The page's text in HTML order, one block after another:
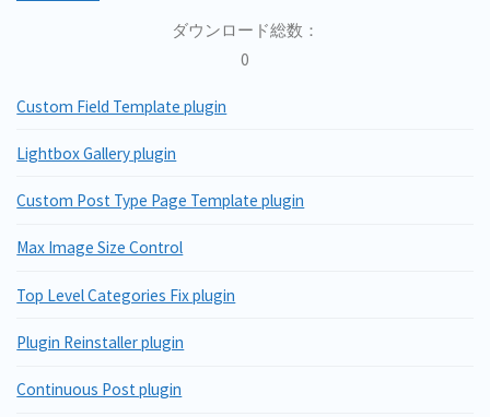
ダウンロード総数：
0
Custom Field Template plugin
Lightbox Gallery plugin
Custom Post Type Page Template plugin
Max Image Size Control
Top Level Categories Fix plugin
Plugin Reinstaller plugin
Continuous Post plugin